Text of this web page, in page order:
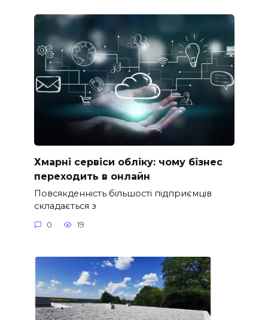
Хмарні сервіси обліку: чому бізнес
переходить в онлайн
Повсякденність більшості підприємців
складається з
0 19